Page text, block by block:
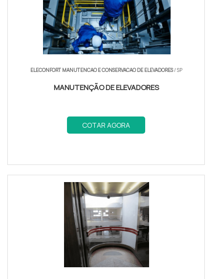
ELECONFORT MANUTENCAO E CONSERVACAO DE ELEVADORES/ SP
MANUTENÇÃO DE ELEVADORES
COTAR AGORA